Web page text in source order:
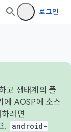
로그인
고 생태계의 플
에 AOSP에 소스
려면
.
android-